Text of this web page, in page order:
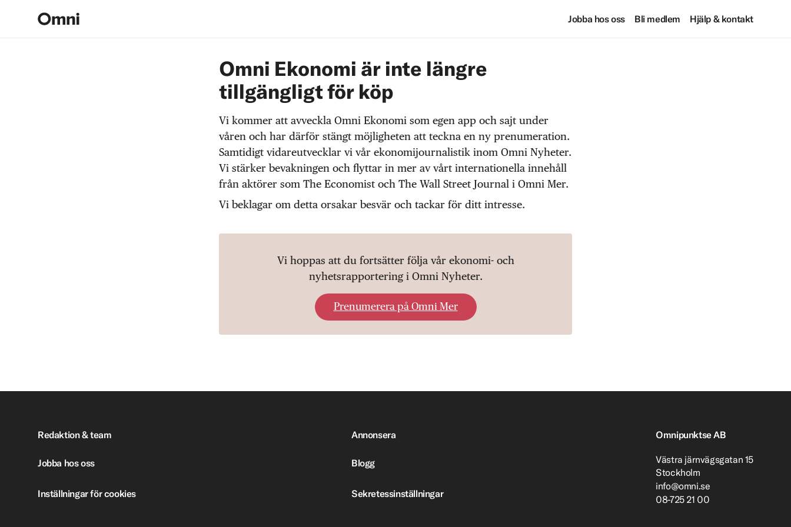
Jobba hos oss Bli medlem Hjälp & kontakt
Omni Ekonomi är inte längre
tillgängligt för köp
Vi kommer att avveckla Omni Ekonomi som egen app och sajt under
våren och har därför stängt möjligheten att teckna en ny prenumeration.
Samtidigt vidareutvecklar vi vår ekonomijournalistik inom Omni Nyheter.
Vi stärker bevakningen och flyttar in mer av vårt internationella innehåll
från aktörer som The Economist och The Wall Street Journal i Omni Mer.
Vi beklagar om detta orsakar besvär och tackar för ditt intresse.
Vi hoppas att du fortsätter följa vår ekonomi- och
nyhetsrapportering i Omni Nyheter.
Prenumerera på Omni Mer
Redaktion & team Annonsera
Jobba hos oss Blogg
Inställningar för cookies Sekretessinställningar
Omnipunktse AB
Västra järnvägsgatan 15
Stockholm
info@omni.se
08-725 21 00